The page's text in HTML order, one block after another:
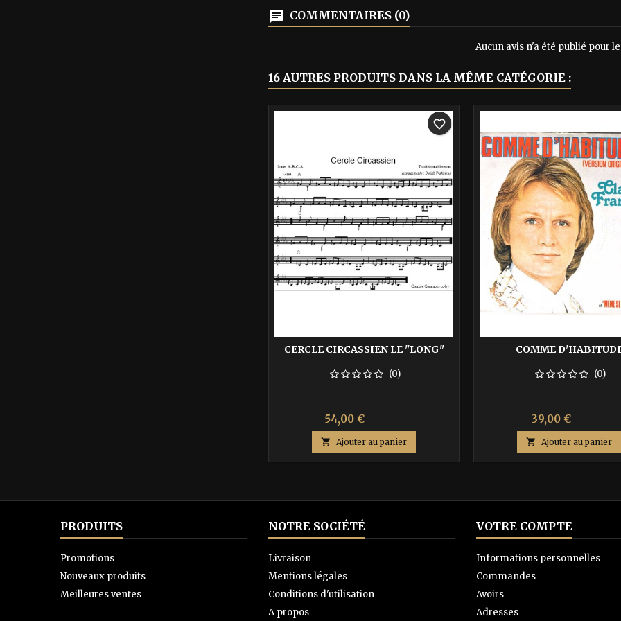
COMMENTAIRES (0)
Aucun avis n'a été publié pour
16 AUTRES PRODUITS DANS LA MÊME CATÉGORIE :
CERCLE CIRCASSIEN LE "LONG"
(0)
Prix
54,00 €
base
 Ajouter au panier
favorite_border
COMME
(0)
Prix
39,00 €
base
 Ajouter au panier
PRODUITS
Promotions
Nouveaux produits
Meilleures ventes
NOTRE SOCIÉTÉ
Livraison
Mentions légales
Conditions d'utilisation
A propos
VOTRE COMPTE
Informations personnelles
Commandes
Avoirs
Adresses